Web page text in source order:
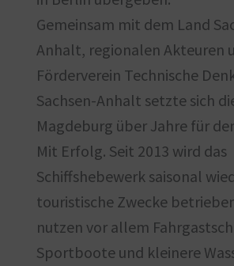
Gemeinsam mit dem Land
Anhalt, regionalen Akteuren
Förderverein Technische
Sachsen-Anhalt setzte sich
Magdeburg über Jahre für
Mit Erfolg. Seit 2013 wird das
Schiffshebewerk saisonal
touristische Zwecke
nutzen vor allem
Sportboote und kleinere